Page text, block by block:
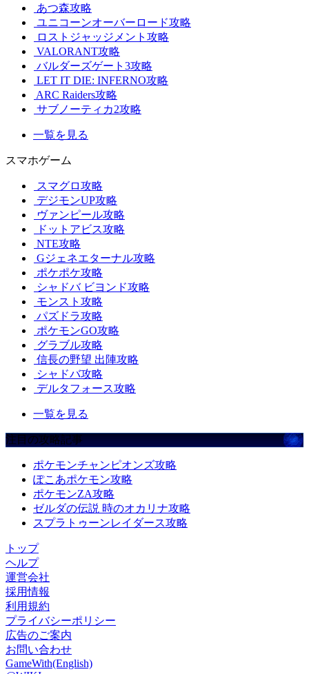
あつ森攻略
ユニコーンオーバーロード攻略
ロストジャッジメント攻略
VALORANT攻略
バルダーズゲート3攻略
LET IT DIE: INFERNO攻略
ARC Raiders攻略
サブノーティカ2攻略
一覧を見る
スマホゲーム
スマグロ攻略
デジモンUP攻略
ヴァンピール攻略
ドットアビス攻略
NTE攻略
Gジェネエターナル攻略
ポケポケ攻略
シャドバ ビヨンド攻略
モンスト攻略
パズドラ攻略
ポケモンGO攻略
グラブル攻略
信長の野望 出陣攻略
シャドバ攻略
デルタフォース攻略
一覧を見る
注目の攻略記事
ポケモンチャンピオンズ攻略
ぽこあポケモン攻略
ポケモンZA攻略
ゼルダの伝説 時のオカリナ攻略
スプラトゥーンレイダース攻略
トップ
ヘルプ
運営会社
採用情報
利用規約
プライバシーポリシー
広告のご案内
お問い合わせ
GameWith(English)